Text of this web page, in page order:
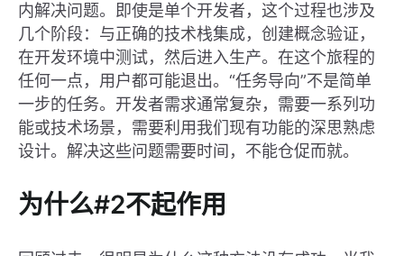
内解决问题。即使是单个开发者，这个过程也涉及
几个阶段：与正确的技术栈集成，创建概念验证，
在开发环境中测试，然后进入生产。在这个旅程的
任何一点，用户都可能退出。“任务导向”不是简单
一步的任务。开发者需求通常复杂，需要一系列功
能或技术场景，需要利用我们现有功能的深思熟虑
设计。解决这些问题需要时间，不能仓促而就。
为什么#2不起作用